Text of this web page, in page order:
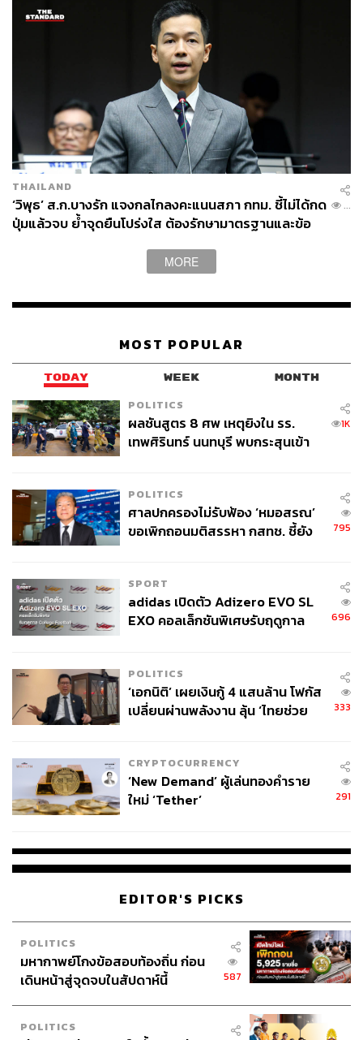
ABOUT THE AUTHOR
THE STANDARD TEAM
กองบรรณาธิการ THE STANDARD
THAILAND
‘วิพุธ’ ส.ก.บางรัก แจงกลไกลงคะแนนสภา กทม. ชี้ไม่ได้กด
ปุ่มแล้วจบ ย้ำจุดยืนโปร่งใส ต้องรักษามาตรฐานและข้อ
...
MORE
MOST POPULAR
TODAY WEEK MONTH
POLITICS
ผลชันสูตร 8 ศพ เหตุยิงใน รร.
เทพศิรินทร์ นนทบุรี พบกระสุนเข้า
1K
POLITICS
ศาลปกครองไม่รับฟ้อง ‘หมอสรณ’
ขอเพิกถอนมติสรรหา กสทช. ชี้ยัง
795
SPORT
adidas เปิดตัว Adizero EVO SL
EXO คอลเล็กชันพิเศษรับฤดูกาล
696
POLITICS
‘เอกนิติ’ เผยเงินกู้ 4 แสนล้าน โฟกัส
เปลี่ยนผ่านพลังงาน ลุ้น ‘ไทยช่วย
333
CRYPTOCURRENCY
‘New Demand’ ผู้เล่นทองคำราย
ใหม่ ‘Tether’
291
EDITOR'S PICKS
POLITICS
มหากาพย์โกงข้อสอบท้องถิ่น ก่อน
เดินหน้าสู่จุดจบในสัปดาห์นี้
587
POLITICS